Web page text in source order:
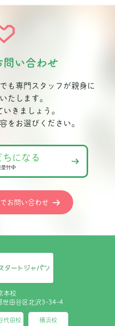
問い合わせ
も専門スタッフが親身に
たします。
きましょう。
をお選びください。
になる
付中
お問い合わせ
本校
田谷区北沢3-34-4
代田校 横浜校